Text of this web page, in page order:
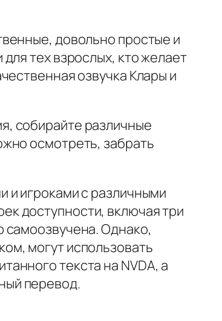
довольно простые и
тех взрослых, кто желает
озвучка Клары и
собирайте различные
осмотреть, забрать
и игроками с различными
доступности, включая три
самоозвучена. Однако,
могут использовать
текста на NVDA, а
перевод.